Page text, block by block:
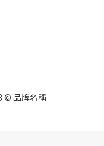
© 品牌名稱